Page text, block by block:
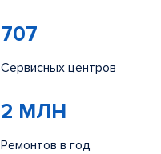
707
Сервисных центров
2 МЛН
Ремонтов в год